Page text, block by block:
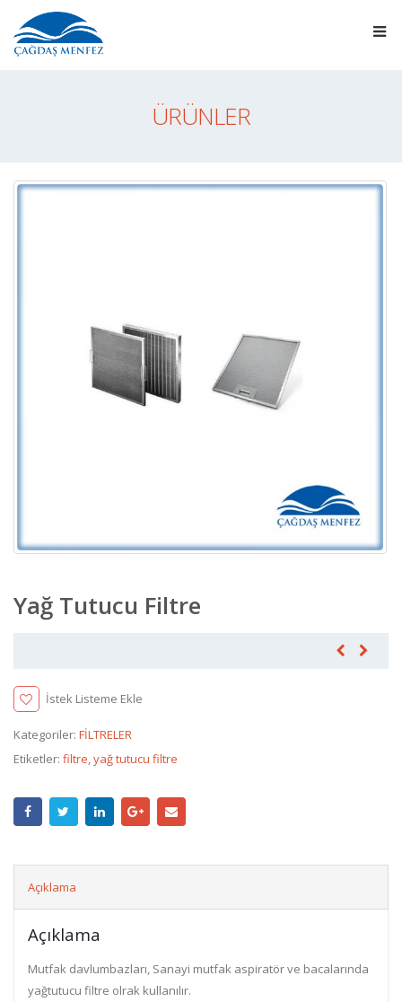
ÜRÜNLER
Yağ Tutucu Filtre
İstek Listeme Ekle
Kategoriler: FİLTRELER
Etiketler: filtre,yağ tutucu filtre
Açıklama
Açıklama
Mutfak davlumbazları, Sanayi mutfak aspiratör ve bacalarında
yağtutucu filtre olrak kullanılır.